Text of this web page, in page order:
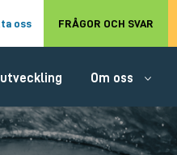
innehållet.
oss FRÅGOR OCH SVAR
Om oss